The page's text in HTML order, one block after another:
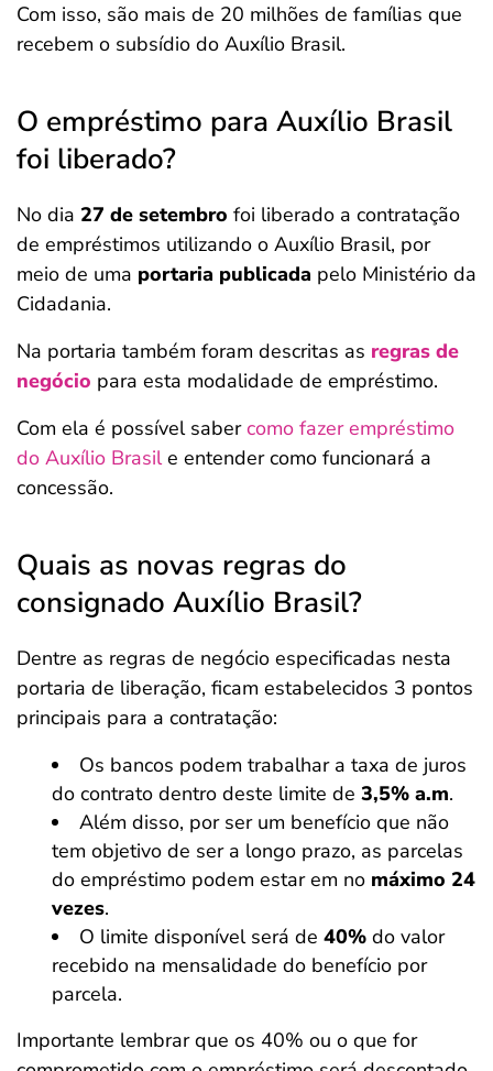
Com isso, são mais de 20 milhões de famílias que
recebem o subsídio do Auxílio Brasil.
O empréstimo para Auxílio Brasil
foi liberado?
No dia 27 de setembro foi liberado a contratação
de empréstimos utilizando o Auxílio Brasil, por
meio de uma portaria publicada pelo Ministério da
Cidadania.
Na portaria também foram descritas as regras de
negócio para esta modalidade de empréstimo.
Com ela é possível sabercomo fazer empréstimo
do Auxílio Brasile entender como funcionará a
concessão.
Quais as novas regras do
consignado Auxílio Brasil?
Dentre as regras de negócio especificadas nesta
portaria de liberação, ficam estabelecidos 3 pontos
principais para a contratação:
Os bancos podem trabalhar a taxa de juros
do contrato dentro deste limite de 3,5% a.m.
Além disso, por ser um benefício que não
tem objetivo de ser a longo prazo, as parcelas
do empréstimo podem estar em no máximo 24
vezes.
O limite disponível será de 40% do valor
recebido na mensalidade do benefício por
parcela.
Importante lembrar que os 40% ou o que for